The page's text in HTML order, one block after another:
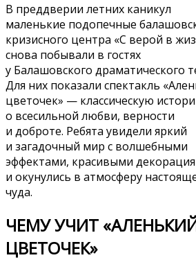
В преддверии летних каникул
маленькие подопечные
кризисного центра «С верой в
снова побывали в гостях
у Балашовского драматического
Для них показали спектакль
цветочек» — классическую
о всесильной любви, верности
и доброте. Ребята увидели яркий
и загадочный мир с волшебными
эффектами, красивыми
и окунулись в атмосферу
чуда.
ЧЕМУ УЧИТ
ЦВЕТОЧЕК»